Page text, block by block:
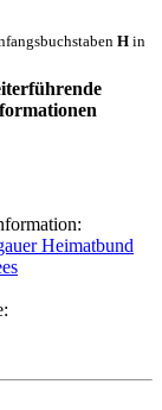
H in
Heimatbund